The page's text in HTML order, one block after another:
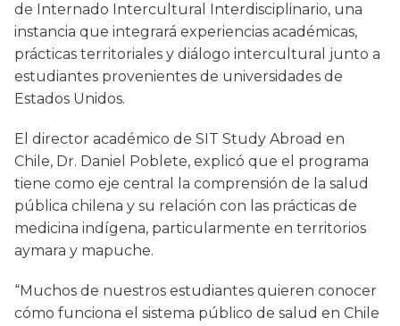
de Internado Intercultural Interdisciplinario, una
instancia que integrará experiencias académicas,
prácticas territoriales y diálogo intercultural junto a
estudiantes provenientes de universidades de
Estados Unidos.
El director académico de SIT Study Abroad en
Chile, Dr. Daniel Poblete, explicó que el programa
tiene como eje central la comprensión de la salud
pública chilena y su relación con las prácticas de
medicina indígena, particularmente en territorios
aymara y mapuche.
“Muchos de nuestros estudiantes quieren conocer
cómo funciona el sistema público de salud en Chile